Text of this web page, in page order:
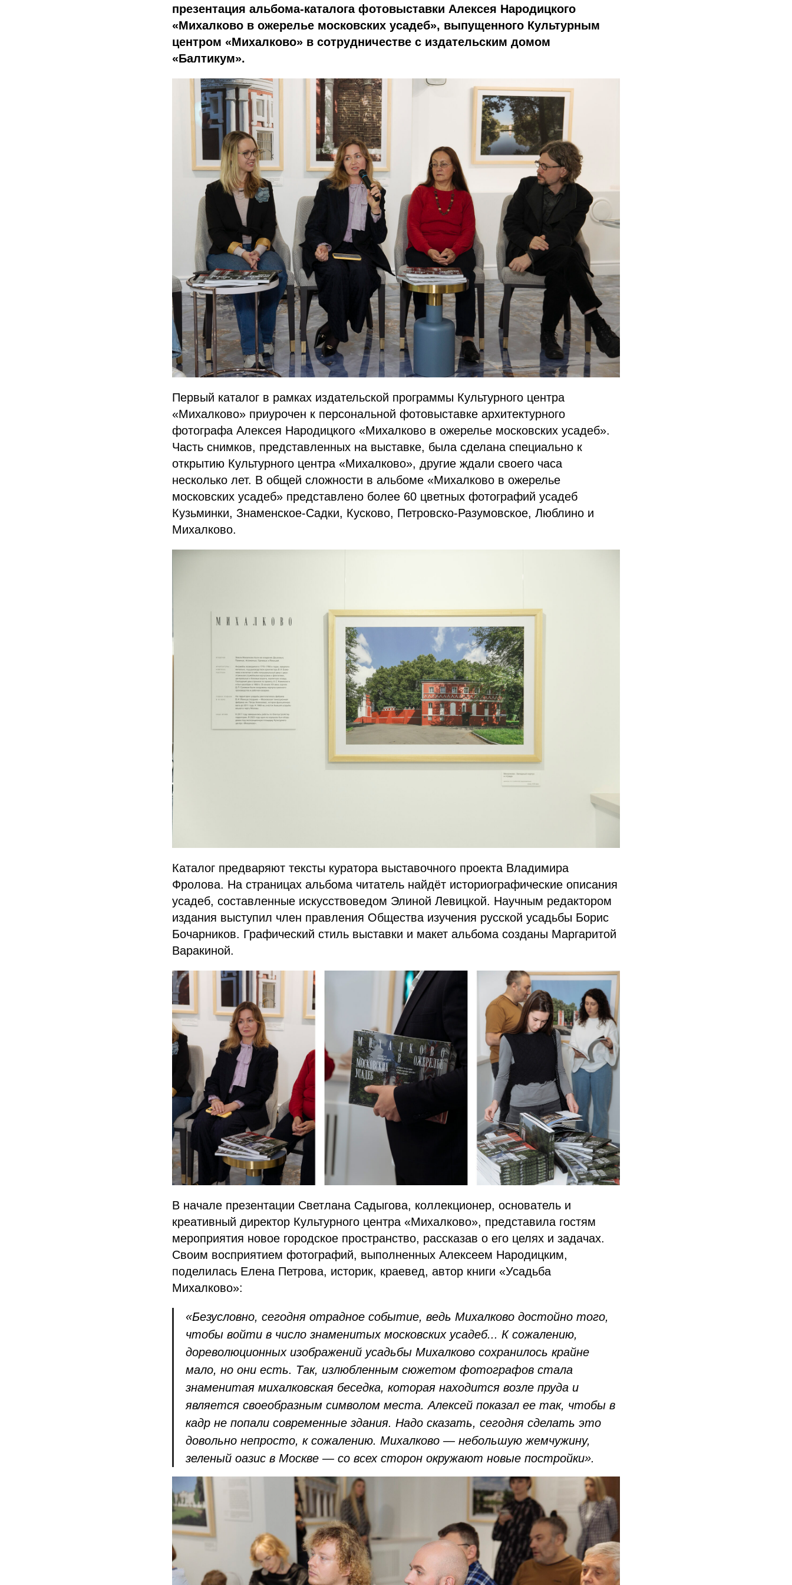
презентация альбома-каталога фотовыставки Алексея Народицкого
«Михалково в ожерелье московских усадеб», выпущенного Культурным
центром «Михалково» в сотрудничестве с издательским домом
«Балтикум».
Первый каталог в рамках издательской программы Культурного центра
«Михалково» приурочен к персональной фотовыставке архитектурного
фотографа Алексея Народицкого «Михалково в ожерелье московских усадеб».
Часть снимков, представленных на выставке, была сделана специально к
открытию Культурного центра «Михалково», другие ждали своего часа
несколько лет. В общей сложности в альбоме «Михалково в ожерелье
московских усадеб» представлено более 60 цветных фотографий усадеб
Кузьминки, Знаменское-Садки, Кусково, Петровско-Разумовское, Люблино и
Михалково.
Каталог предваряют тексты куратора выставочного проекта Владимира
Фролова. На страницах альбома читатель найдёт историографические описания
усадеб, составленные искусствоведом Элиной Левицкой. Научным редактором
издания выступил член правления Общества изучения русской усадьбы Борис
Бочарников. Графический стиль выставки и макет альбома созданы Маргаритой
Варакиной.
В начале презентации Светлана Садыгова, коллекционер, основатель и
креативный директор Культурного центра «Михалково», представила гостям
мероприятия новое городское пространство, рассказав о его целях и задачах.
Своим восприятием фотографий, выполненных Алексеем Народицким,
поделилась Елена Петрова, историк, краевед, автор книги «Усадьба
Михалково»:
«Безусловно, сегодня отрадное событие, ведь Михалково достойно того,
чтобы войти в число знаменитых московских усадеб... К сожалению,
дореволюционных изображений усадьбы Михалково сохранилось крайне
мало, но они есть. Так, излюбленным сюжетом фотографов стала
знаменитая михалковская беседка, которая находится возле пруда и
является своеобразным символом места. Алексей показал ее так, чтобы в
кадр не попали современные здания. Надо сказать, сегодня сделать это
довольно непросто, к сожалению. Михалково — небольшую жемчужину,
зеленый оазис в Москве — со всех сторон окружают новые постройки».